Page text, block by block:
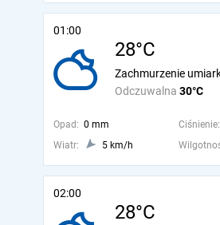
01:00
28°C
Odczuwalna 30°C
Zachmurzenie
Opad: 0 mm Ciśnienie:
Wiatr:
5 km/h
02:00
28°C